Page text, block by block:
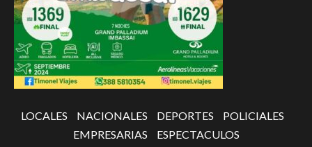
LOCALES NACIONALES DEPORTES
POLICIALES
EMPRESARIAS
ESPECTACULOS